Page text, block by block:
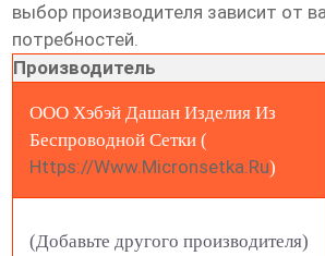
выбор производителя зависит от
потребностей.
Производитель
ООО Хэбэй Дашан Изделия Из
Беспроводной Сетки (
Https://www.micronsetka.ru)
(Добавьте другого производителя)